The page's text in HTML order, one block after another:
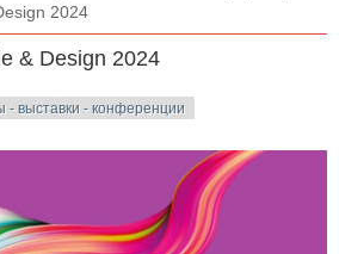
2024
& Design 2024
- выставки - конференции